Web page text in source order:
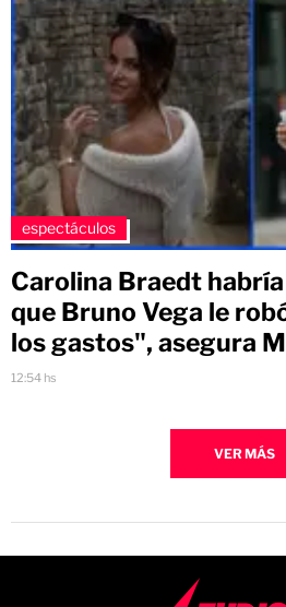
espectáculos
Carolina Braedt
que Bruno Vega le
los gastos", asegura
12:54 hs
VER MÁS